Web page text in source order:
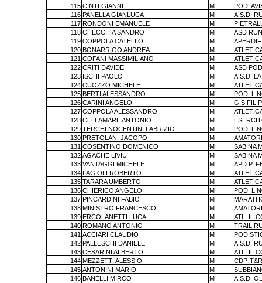
115 CINTI GIANNI M
POD.
116 PANELLA GIANLUCA M
A.S.D.
117 RONDONI EMANUELE M
118 CHECCHIA SANDRO M
ASD
119 COPPOLA CATELLO M
120 BONARRIGO ANDREA M
121 COFANI MASSIMILIANO M
122 CRITI DAVIDE M
ASD
123 ISCHI PAOLO M
A.S.D.
124 CUOZZO MICHELE M
125 BERTI ALESSANDRO M
POD.
126 CARINI ANGELO M
127 COPPOLA ALESSANDRO M
128 CELLAMARE ANTONIO M
129 TERCHI NOCENTINI FABRIZIO M
POD.
130 PRETOLANI JACOPO M
131 COSENTINO DOMENICO M
SABINA
132 AGACHE LIVIU M
SABINA
133 VANTAGGI MICHELE M
APD P.
134 FAGIOLI ROBERTO M
135 TARARA UMBERTO M
136 CHIERICO ANGELO M
POD.
137 PINCARDINI FABIO M
138 MINISTRO FRANCESCO M
139 ERCOLANETTI LUCA M
ATL. IL
140 ROMANO ANTONIO M
TRAIL
141 ACCIARI CLAUDIO M
142 PALLESCHI DANIELE M
A.S.D.
143 CESARINI ALBERTO M
ATL. IL
144 MEZZETTI ALESSIO M
CDP-
145 ANTONINI MARIO M
146 BANELLI MIRCO M
A.S.D.